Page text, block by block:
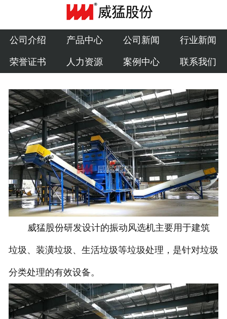
公司介绍
产品中心
公司新闻
行业新闻
荣誉证书
人力资源
案例中心
联系我们
公司介绍 产品中心 公司新闻 行业新闻
荣誉证书 人力资源 案例中心 联系我们
威猛股份研发设计的振动风选机主要用于建筑
垃圾、装潢垃圾、生活垃圾等垃圾处理，是针对垃圾
分类处理的有效设备。